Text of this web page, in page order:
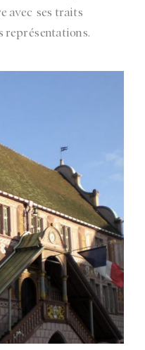
avec ses traits
représentations.